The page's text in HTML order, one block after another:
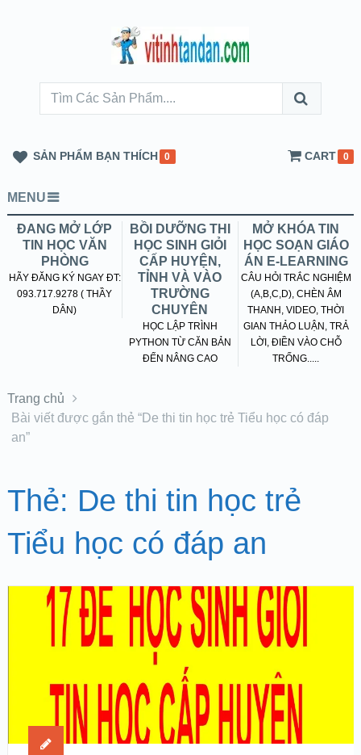
SẢN PHẨM BẠN THÍCH 0 CART 0
MENU
ĐANG MỞ LỚP
TIN HỌC VĂN
PHÒNG
HÃY ĐĂNG KÝ NGAY ĐT:
093.717.9278 ( THẦY
DÂN)
BỒI DƯỠNG THI
HỌC SINH GIỎI
CẤP HUYỆN,
TỈNH VÀ VÀO
TRƯỜNG
CHUYÊN
HỌC LẬP TRÌNH
PYTHON TỪ CĂN BẢN
ĐẾN NÂNG CAO
MỞ KHÓA TIN
HỌC SOẠN GIÁO
ÁN E-LEARNING
CÂU HỎI TRẮC NGHIỆM
(A,B,C,D), CHÈN ÂM
THANH, VIDEO, THỜI
GIAN THẢO LUẬN, TRẢ
LỜI, ĐIỀN VÀO CHỖ
TRỐNG.....
Trang chủ
Bài viết được gắn thẻ “De thi tin học trẻ Tiểu học có đáp
an”
Thẻ: De thi tin học trẻ
Tiểu học có đáp an